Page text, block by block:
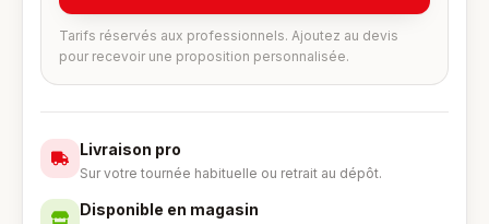
Tarifs réservés aux professionnels. Ajoutez au devis
pour recevoir une proposition personnalisée.
Livraison pro
Sur votre tournée habituelle ou retrait au dépôt.
Disponible en magasin